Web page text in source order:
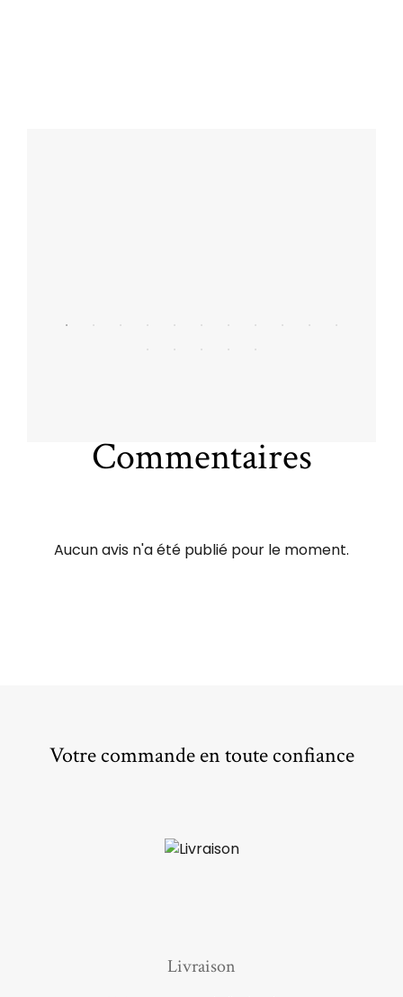
Commentaires
Aucun avis n'a été publié pour le moment.
Votre commande en toute confiance
Livraison